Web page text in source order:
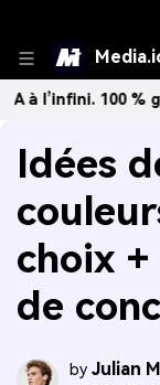
100 % gratuit!
Idées
choix
de
by Julian